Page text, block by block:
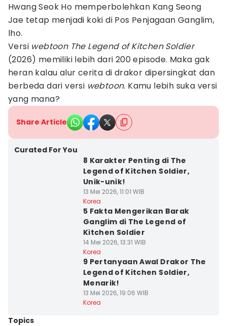
Hwang Seok Ho memperbolehkan Kang Seong
Jae tetap menjadi koki di Pos Penjagaan Ganglim,
lho.
Versi webtoon The Legend of Kitchen Soldier
(2026) memiliki lebih dari 200 episode. Maka gak
heran kalau alur cerita di drakor dipersingkat dan
berbeda dari versi webtoon. Kamu lebih suka versi
yang mana?
Share Article
Curated For You
8 Karakter Penting di The
Legend of Kitchen Soldier,
Unik-unik!
13 Mei 2026, 11:01 WIB
Korea
5 Fakta Mengerikan Barak
Ganglim di The Legend of
Kitchen Soldier
14 Mei 2026, 13:31 WIB
Korea
9 Pertanyaan Awal Drakor The
Legend of Kitchen Soldier,
Menarik!
13 Mei 2026, 19:06 WIB
Korea
Topics